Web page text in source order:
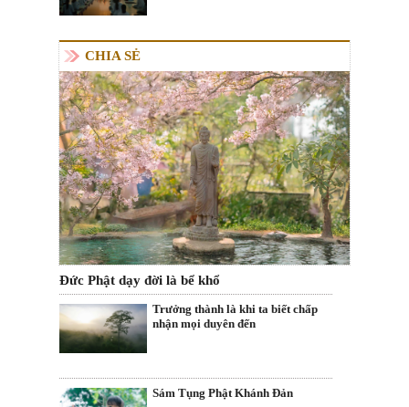
CHIA SẺ
Đức Phật dạy đời là bể khổ
Trưởng thành là khi ta biết chấp
nhận mọi duyên đến
Sám Tụng Phật Khánh Đản